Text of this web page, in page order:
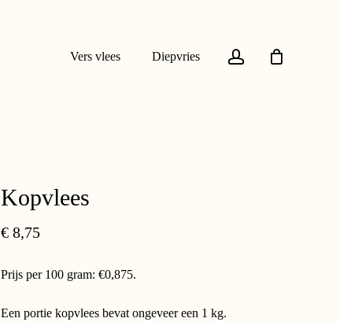
Vers vlees Diepvries account
Kopvlees
€8,75
Prijs per 100 gram: €0,875.
Een portie kopvlees bevat ongeveer een 1 kg.